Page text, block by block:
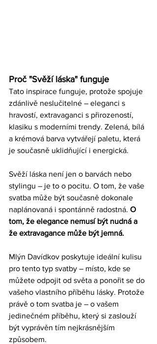
Proč "Svěží láska" funguje
Tato inspirace funguje, protože spojuje
zdánlivě neslučitelné – eleganci s
hravostí, extravaganci s přirozeností,
klasiku s moderními trendy. Zelená, bílá
a krémová barva vytvářejí paletu, která
je současně uklidňující i energická.
Svěží láska není jen o barvách nebo
stylingu – je to o pocitu. O tom, že vaše
svatba může být současně dokonale
naplánovaná i spontánně radostná. O
tom, že elegance nemusí být nudná a
že extravagance může být jemná.
Mlýn Davídkov poskytuje ideální kulisu
pro tento typ svatby – místo, kde se
můžete odpojit od světa a ponořit se do
vašeho vlastního příběhu lásky. Protože
právě o tom svatba je – o vašem
jedinečném příběhu, který si zaslouží
být vyprávěn tím nejkrásnějším
způsobem.